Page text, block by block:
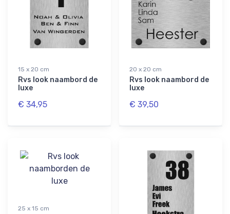
voorkomen. Je naamplaat is duurzaam en
bestand tegen invloeden van buitenaf,
waardoor er geen andere
onderhoudsmaatregelen nodig zijn. Zo geniet
betonlook naambordje.
15 x 20 cm
Rvs look naambord de
luxe
€ 34,95
20 x 20 cm
Rvs look naambord de
luxe
€ 39,50
25 x 15 cm